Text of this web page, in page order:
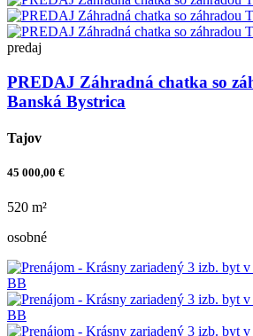
predaj
PREDAJ Záhradná chatka so
Banská Bystrica
Tajov
45 000,00 €
520 m²
osobné